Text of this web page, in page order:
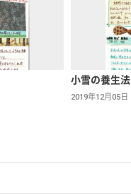
小雪の養生法
2019年12月05日